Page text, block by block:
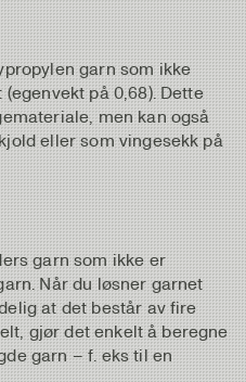
garn som ikke
på 0,68). Dette
men kan også
eller som vingesekk på
garn som ikke er
Når du løsner garnet
at det består av fire
gjør det enkelt å beregne
garn – f. eks til en